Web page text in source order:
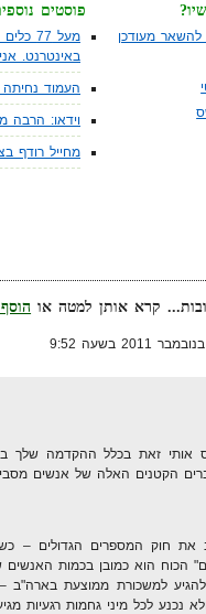
פוסטים
מעל 77
באינטרנט.
העמוד נחיתה
וידאו: הרבה
מחייל רודף
להשאר מעודכן
אותי זאת בכלל ההקדמה שלך
הקטנים האלה של אנשים
את חוק המספרים הגדולים –
הכוח הוא כמובן בכמות האנשים
להגיע למשכורת ממוצעת
נכנע לכל מיני גחמות רגעיות